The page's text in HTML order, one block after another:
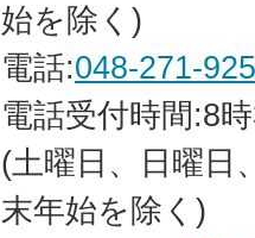
始を除く)
電話:048-271-
電話受付時間:8
(土曜日、日曜日
末年始を除く)